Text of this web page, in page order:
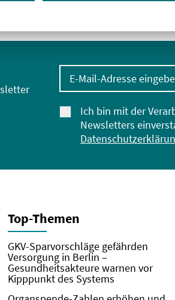
E-Mail-Adresse eingeben
Ich bin mit der
Newsletters
Top-Themen
GKV-Sparvorschläge gefährden
Versorgung in Berlin –
Gesundheitsakteure warnen vor
Kipppunkt des Systems